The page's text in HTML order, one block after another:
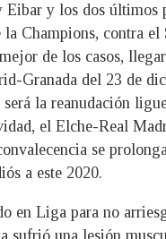
y los dos últimos
la Champions, contra
de los casos,
Granada del 23 de
la reanudación
el Elche-Real
se
a este 2020.
en Liga para no